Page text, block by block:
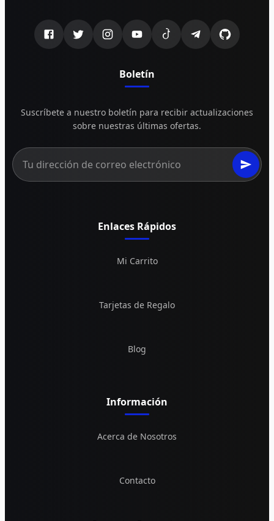
Boletín
Suscríbete a nuestro boletín para recibir actualizaciones
sobre nuestras últimas ofertas.
Enlaces Rápidos
Mi Carrito
Tarjetas de Regalo
Blog
Información
Acerca de Nosotros
Contacto